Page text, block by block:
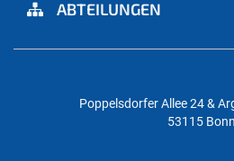
ABTEILUNGEN
Poppelsdorfer Allee 24 &
53115 Bonn